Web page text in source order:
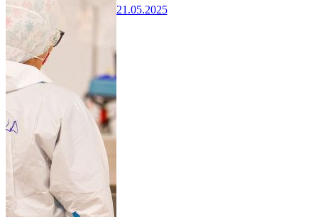
21.05.2025